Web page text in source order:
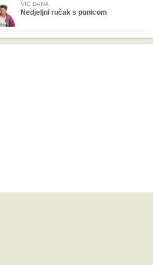
VIC DANA
Nedjeljni ručak s punicom